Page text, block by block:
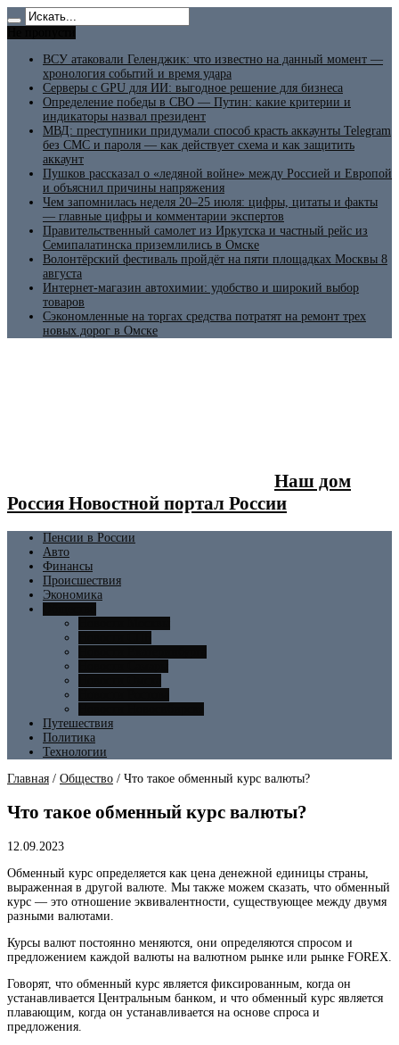
ВСУ атаковали Геленджик: что известно на данный момент —
хронология событий и время удара
Серверы с GPU для ИИ: выгодное решение для бизнеса
Определение победы в СВО — Путин: какие критерии и
индикаторы назвал президент
МВД: преступники придумали способ красть аккаунты Telegram
без СМС и пароля — как действует схема и как защитить
аккаунт
Пушков рассказал о «ледяной войне» между Россией и Европой
и объяснил причины напряжения
Чем запомнилась неделя 20–25 июля: цифры, цитаты и факты
— главные цифры и комментарии экспертов
Правительственный самолет из Иркутска и частный рейс из
Семипалатинска приземлились в Омске
Волонтёрский фестиваль пройдёт на пяти площадках Москвы 8
августа
Интернет-магазин автохимии: удобство и широкий выбор
товаров
Сэкономленные на торгах средства потратят на ремонт трех
новых дорог в Омске
Наш дом
Россия Новостной портал России
Пенсии в России
Авто
Финансы
Происшествия
Экономика
Путешествия
Политика
Технологии
Главная / Общество / Что такое обменный курс валюты?
Что такое обменный курс валюты?
12.09.2023
Обменный курс определяется как цена денежной единицы страны,
выраженная в другой валюте. Мы также можем сказать, что обменный
курс — это отношение эквивалентности, существующее между двумя
разными валютами.
Курсы валют постоянно меняются, они определяются спросом и
предложением каждой валюты на валютном рынке или рынке FOREX.
Говорят, что обменный курс является фиксированным, когда он
устанавливается Центральным банком, и что обменный курс является
плавающим, когда он устанавливается на основе спроса и
предложения.